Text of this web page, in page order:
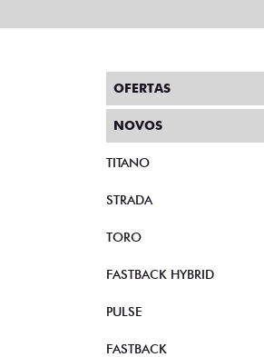
OFERTAS
NOVOS
TITANO
STRADA
TORO
FASTBACK HYBRID
PULSE
FASTBACK